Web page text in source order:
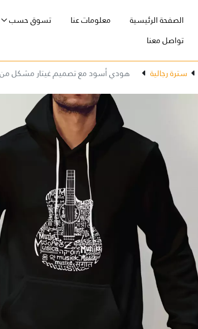
الصفحة الرئيسية
(current) معلومات عنا
تسوق حسب
تواصل معنا
سترة رجالية هودي أسود مع تصميم غيتار مشكل